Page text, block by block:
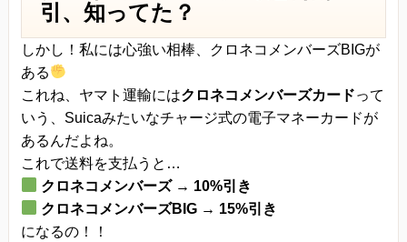
引、知ってた？
しかし！私には心強い相棒、クロネコメンバーズBIGが
ある
これね、ヤマト運輸にはクロネコメンバーズカードって
いう、Suicaみたいなチャージ式の電子マネーカードが
あるんだよね。
これで送料を支払うと…
クロネコメンバーズ → 10%引き
クロネコメンバーズBIG → 15%引き
になるの！！